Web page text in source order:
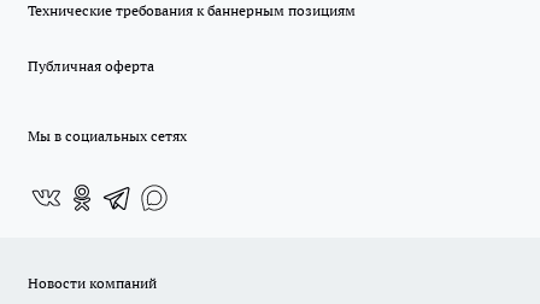
Технические требования к баннерным позициям
Публичная оферта
Мы в социальных сетях
Новости компаний